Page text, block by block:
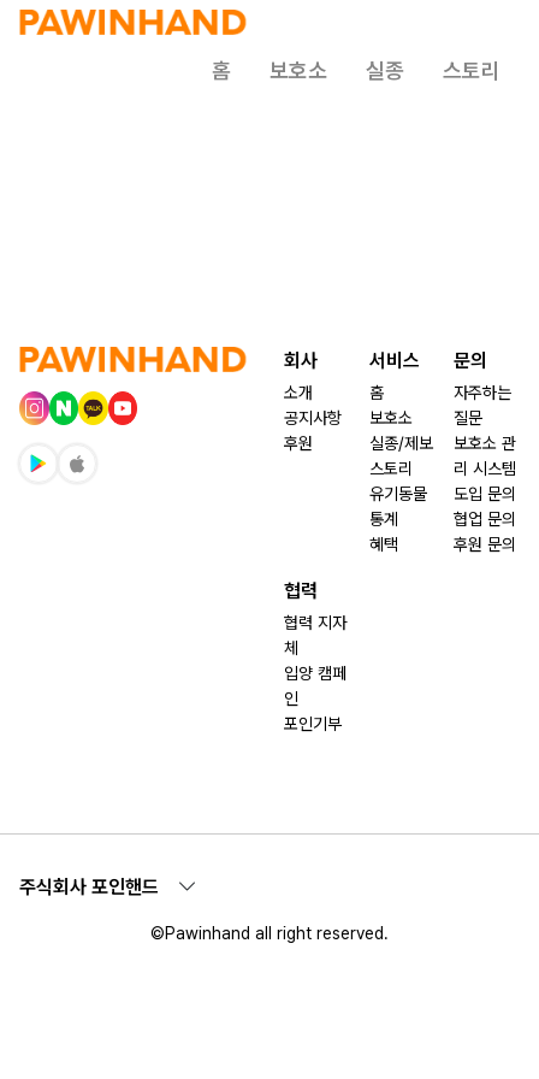
홈 보호소 실종 스토리
회사
소개
공지사항
후원
서비스
홈
보호소
실종/제보
스토리
유기동물
통계
혜택
문의
자주하는
질문
보호소 관
리 시스템
도입 문의
협업 문의
후원 문의
협력
협력 지자
체
입양 캠페
인
포인기부
주식회사 포인핸드
©Pawinhand all right reserved.